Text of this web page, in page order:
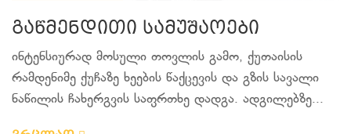
გაწმენდითი სამუშაოები
ინტენსიურად მოსული თოვლის გამო, ქუთაისის
რამდენიმე ქუჩაზე ხეების წაქცევის და გზის სავალი
ნაწილის ჩახერგვის საფრთხე დადგა. ადგილებზე...